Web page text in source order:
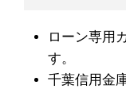
ローン専用
す。
千葉信用金